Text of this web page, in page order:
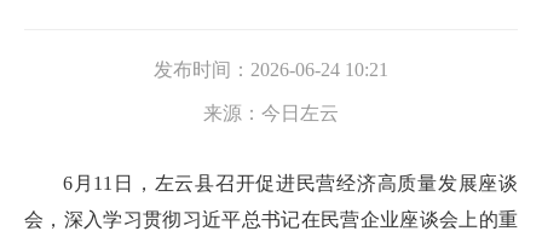
发布时间： 2026-06-24 10:21
来源： 今日左云
6月11日，左云县召开促进民营经济高质量发展座谈
会，深入学习贯彻习近平总书记在民营企业座谈会上的重